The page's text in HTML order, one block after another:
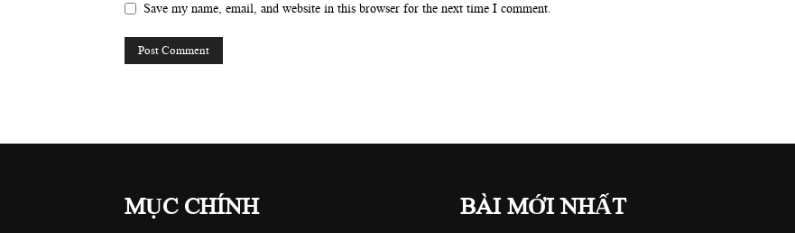
Save my name, email, and website in this browser for the next time I comment.
MỤC CHÍNH BÀI MỚI NHẤT